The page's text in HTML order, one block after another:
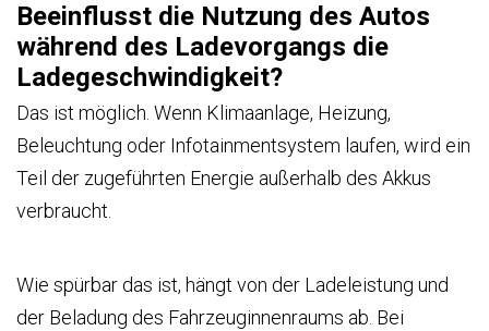
Beeinflusst die Nutzung des Autos
während des Ladevorgangs die
Ladegeschwindigkeit?
Das ist möglich. Wenn Klimaanlage, Heizung,
Beleuchtung oder Infotainmentsystem laufen, wird ein
Teil der zugeführten Energie außerhalb des Akkus
verbraucht.
Wie spürbar das ist, hängt von der Ladeleistung und
der Beladung des Fahrzeuginnenraums ab. Bei